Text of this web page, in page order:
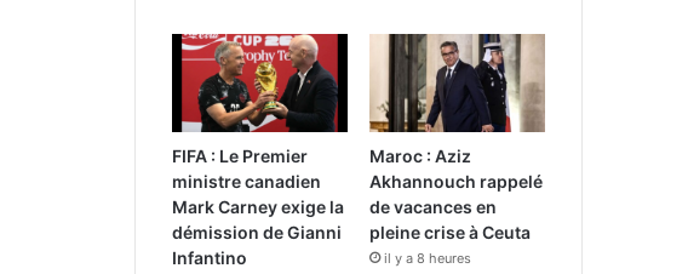
FIFA : Le Premier
ministre canadien
Mark Carney exige la
démission de Gianni
Infantino
Maroc : Aziz
Akhannouch rappelé
de vacances en
pleine crise à Ceuta
il y a 8 heures